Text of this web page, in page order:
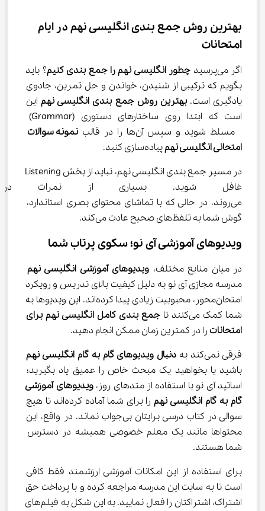
بهترین روش جمع‌ بندی انگلیسی نهم در ایام
امتحانات
اگر می‌پرسید چطور انگلیسی نهم را جمع ‌بندی کنیم
؟ باید
بگویم که ترکیبی از شنیدن، خواندن و حل تمرین، جادوی
یادگیری است. بهترین روش جمع بندی انگلیسی نهم این
است که ابتدا روی ساختارهای دستوری (Grammar)
مسلط شوید و سپس آن‌ها را در قالب
نمونه سوالات
امتحانی انگلیسی نهم پیاده‌سازی کنید.
غافل شوید. بسیاری از
می‌روند، در حالی که با تماشای محتوای بصری استاندارد،
گوش شما به تلفظ‌های صحیح عادت می‌کند.
ویدیوهای آموزشی آی نو؛ سکوی پرتاب شما
در میان منابع مختلف، ویدیوهای آموزشی انگلیسی نهم
مدرسه مجازی آی نو به دلیل کیفیت بالای تدریس و رویکرد
امتحان‌محور، محبوبیت زیادی پیدا کرده‌اند. این ویدیوها به
شما کمک می‌کنند تا
جمع ‌بندی کامل
انگلیسی نهم برای
امتحانات را در کمترین زمان ممکن انجام دهید.
فرقی نمی‌کند به
دنبال ویدیوهای گام به گام انگلیسی نهم
باشید یا بخواهید یک مبحث خاص را عمیق یاد بگیرید؛
اساتید آی نو با استفاده از متدهای روز، ویدیوهای آموزشی
گام به گام انگلیسی نهم
را برای شما آماده کرده‌اند تا هیچ
سوالی در کتاب درسی برایتان بی‌جواب نماند. در واقع، این
محتواها مانند یک معلم خصوصی همیشه در دسترس
شما هستند.
برای استفاده از این امکانات آموزشی ارزشمند فقط کافی
است تا به سایت این مدرسه مراجعه کرده و با پرداخت حق
اشتراک، اشتراکتان را فعال نمایید. به این شکل به فیلم‌های